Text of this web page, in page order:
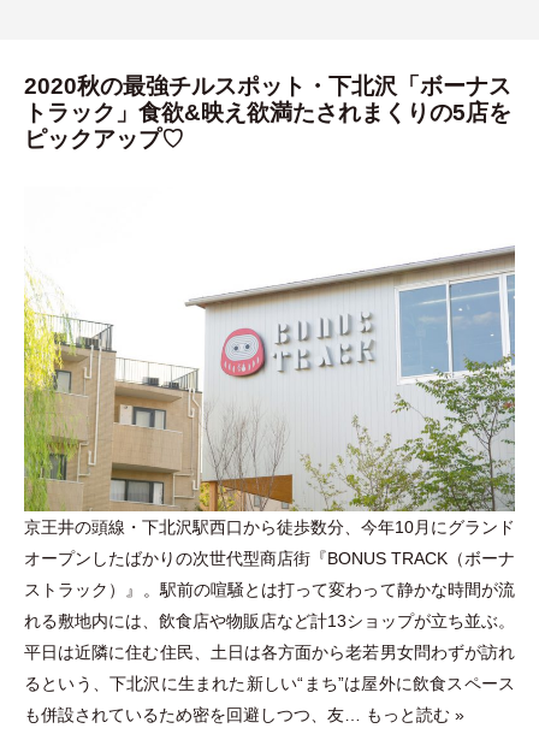
2020秋の最強チルスポット・下北沢「ボーナス
トラック」食欲&映え欲満たされまくりの5店を
ピックアップ♡
京王井の頭線 ・ 下北沢駅西口から徒歩数分、今年10月にグランド
オープンしたばかりの次世代型商店街『BONUS TRACK （ボーナ
ストラック ）
』。駅前の喧騒とは打って変わって静かな時間が流
れる敷地内には、飲食店や物販店など計13ショップが立ち並ぶ。
平日は近隣に住む住民、土日は各方面から老若男女問わずが訪れ
るという、下北沢に生まれた新しい“まち”は屋外に飲食スペース
も併設されているため密を回避しつつ、友…
もっと読む »